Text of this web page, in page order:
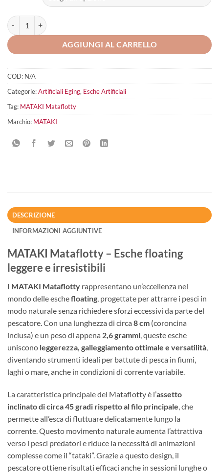
MATAKI Mataflotty quantità
AGGIUNGI AL CARRELLO
COD: N/A
Categorie:Artificiali Eging, Esche Artificiali
Tag: MATAKI Mataflotty
Marchio: MATAKI
DESCRIZIONE
INFORMAZIONI AGGIUNTIVE
MATAKI Mataflotty – Esche floating
leggere e irresistibili
I MATAKI Mataflotty rappresentano un’eccellenza nel
mondo delle eschefloating, progettate per attrarre i pesci in
modo naturale senza richiedere sforzi eccessivi da parte del
pescatore. Con una lunghezza di circa 8 cm (coroncina
inclusa) e un peso di appena 2,6 grammi, queste esche
uniscono leggerezza, galleggiamento ottimale e versatilità,
diventando strumenti ideali per battute di pesca in fiumi,
laghi o mare, anche in condizioni di corrente variabile.
La caratteristica principale del Mataflotty è l’assetto
inclinato di circa 45 gradi rispetto al filo principale , che
permette all’esca di fluttuare delicatamente lungo la
corrente. Questo movimento naturale aumenta l’attrattiva
verso i pesci predatori e riduce la necessità di animazioni
complesse come il “tataki”. Grazie a questo design, il
pescatore ottiene risultati efficaci anche in sessioni lunghe o